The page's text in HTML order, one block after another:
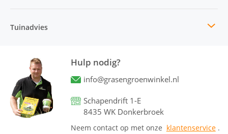
Hulp nodig?
Neem contact op met onze klantenservice .
info@grasengroenwinkel.nl
Schapendrift 1-E
8435 WK Donkerbroek
Tuinadvies